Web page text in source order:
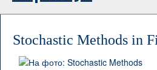
Stochastic Methods in